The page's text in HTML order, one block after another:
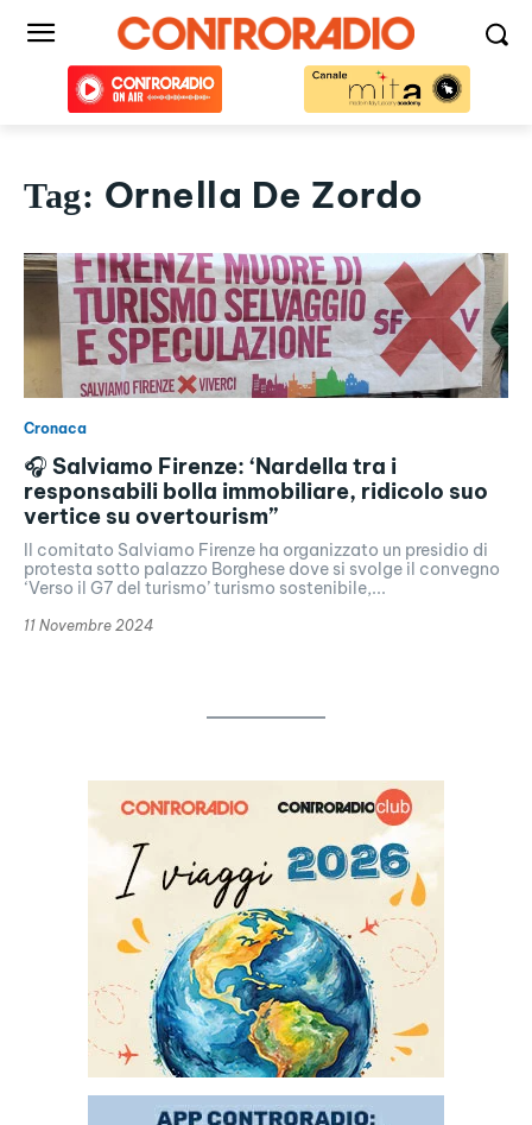
Tag: Ornella De Zordo
Cronaca
🎧 Salviamo Firenze: ‘Nardella tra i
responsabili bolla immobiliare, ridicolo suo
vertice su overtourism”
Il comitato Salviamo Firenze ha organizzato un presidio di
protesta sotto palazzo Borghese dove si svolge il convegno
‘Verso il G7 del turismo’ turismo sostenibile,...
11 Novembre 2024